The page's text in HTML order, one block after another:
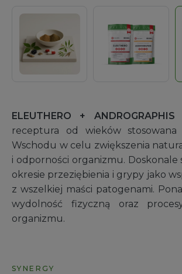
ELEUTHERO + ANDROGRAPHIS
receptura od wieków
Wschodu w celu zwiększenia
i odporności organizmu. Doskonale
okresie przeziębienia i grypy jako
z wszelkiej maści patogenami.
wydolność fizyczną oraz
organizmu.
SYNERGY